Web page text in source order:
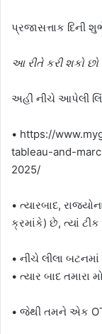
પ્રજાસત્તાક
આ રીતે કરી શકો
અહીં નીચે આપેલી
• https://
tableau-and-
2025/
• ત્યારબાદ,
ક્રમાંકે) છે, ત્યાં ટીક
• નીચે લીલા
• ત્યાર બાદ
• જેથી તમને એક